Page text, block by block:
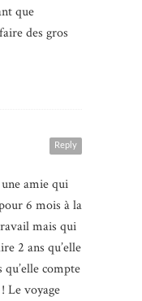
que
des gros
Reply
amie qui
6 mois à la
mais qui
2 ans qu’elle
compte
Le voyage